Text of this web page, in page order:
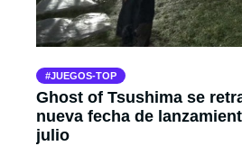
JUEGOS-TOP
Ghost of Tsushima se
nueva fecha de
julio